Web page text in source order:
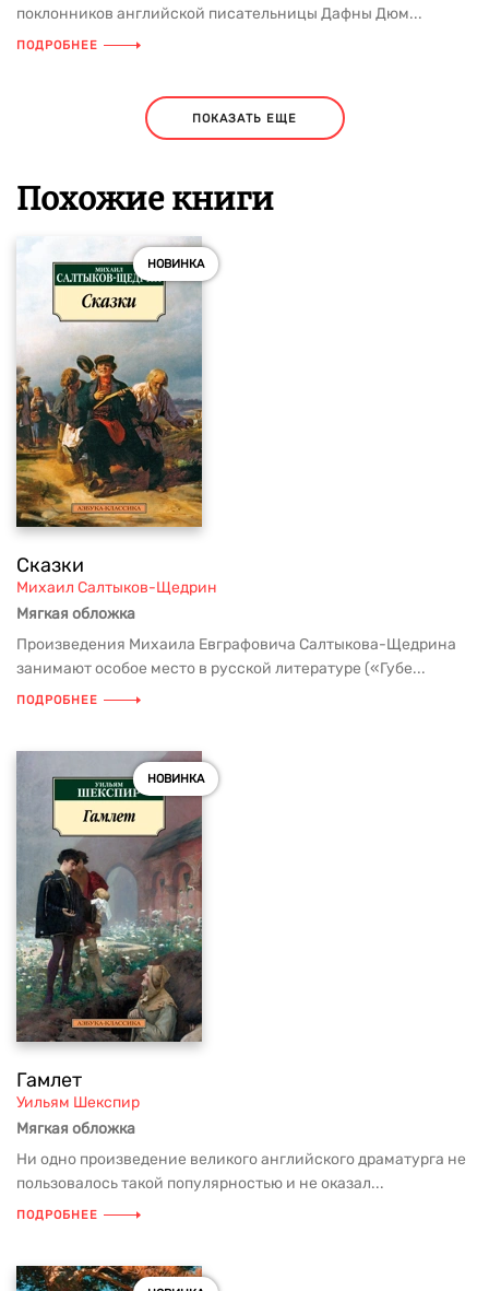
поклонников английской писательницы Дафны Дюм...
ПОДРОБНЕЕ
ПОКАЗАТЬ ЕЩЕ
Похожие книги
НОВИНКА
Сказки
Михаил Салтыков-Щедрин
Мягкая обложка
Произведения Михаила Евграфовича Салтыкова-Щедрина
занимают особое место в русской литературе («Губе...
ПОДРОБНЕЕ
НОВИНКА
Гамлет
Уильям Шекспир
Мягкая обложка
Ни одно произведение великого английского драматурга не
пользовалось такой популярностью и не оказал...
ПОДРОБНЕЕ